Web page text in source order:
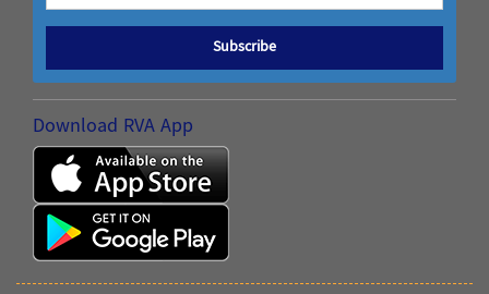
Subscribe
Download RVA App